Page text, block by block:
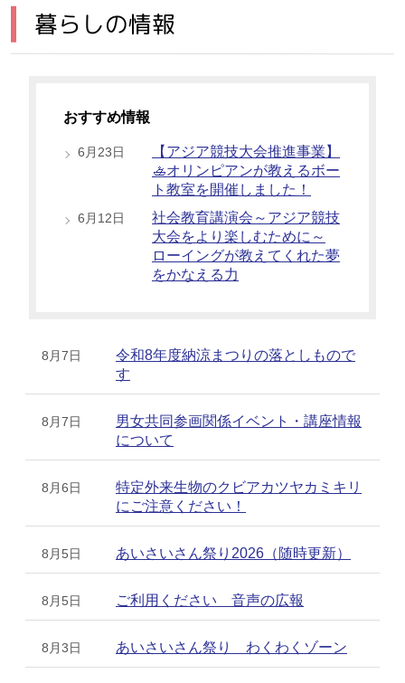
暮らしの情報
おすすめ情報
6月23日
【アジア競技大会推進事業】
🚣オリンピアンが教えるボー
ト教室を開催しました！
6月12日
社会教育講演会～アジア競技
大会をより楽しむために～
ローイングが教えてくれた夢
をかなえる力
8月7日
令和8年度納涼まつりの落としもので
す
8月7日
男女共同参画関係イベント・講座情報
について
8月6日
特定外来生物のクビアカツヤカミキリ
にご注意ください！
8月5日 あいさいさん祭り2026（随時更新）
8月5日 ご利用ください 音声の広報
8月3日 あいさいさん祭り わくわくゾーン